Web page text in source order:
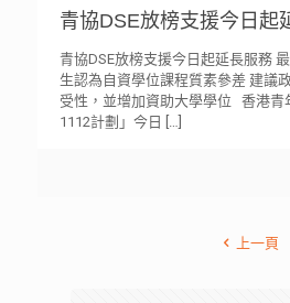
青協DSE放榜支援今日起
青協DSE放榜支援今日起延長服務
生認為自資學位課程質素參差 建議
受性，並增加資助大學學位 香港青
1112計劃」今日
[…]
上一頁